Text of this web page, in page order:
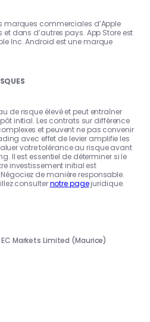
marques commerciales d’Apple
et dans d’autres pays. App Store est
Inc. Android est une marque
de risque élevé et peut entraîner
initial. Les contrats sur différence
et peuvent ne pas convenir
avec effet de levier amplifie les
votre tolérance au risque avant
Il est essentiel de déterminer si le
investissement initial est
de manière responsable.
consulternotre pagejuridique.
Markets Limited (Maurice)